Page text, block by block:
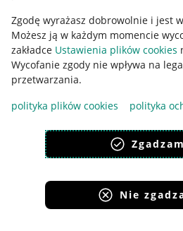
Zgodę wyrażasz dobrowolnie i jest
Możesz ją w każdym momencie
zakładce Ustawienia plików cookies
Wycofanie zgody nie wpływa na
przetwarzania.
polityka plików cookies
polityka
Nie
Pobierz aplikację
Korzystanie z serwisu oznacza